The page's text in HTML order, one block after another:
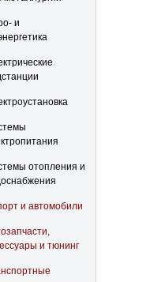
и
отопления и
и автомобили
и тюнинг